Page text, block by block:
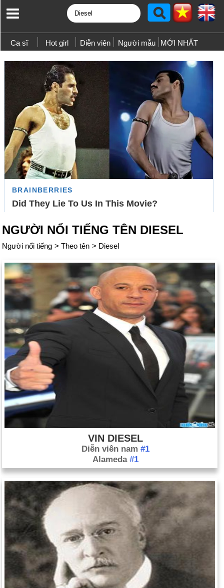
Ca sĩ Hot girl Diễn viên Người mẫu MỚI NHẤT
NGƯỜI NỔI TIẾNG TÊN DIESEL
Người nổi tiếng > Theo tên > Diesel
VIN DIESEL
Diễn viên nam #1
Alameda #1